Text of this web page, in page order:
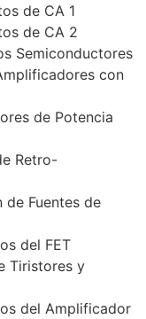
de CA 1
de CA 2
Semiconductores
con
de Potencia
Retro-
de Fuentes de
del FET
Tiristores y
del Amplificador